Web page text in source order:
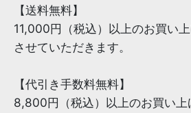
【送料無料】
11,000円（税込）以上のお買い
させていただきます。
【代引き手数料無料】
8,800円（税込）以上のお買い上